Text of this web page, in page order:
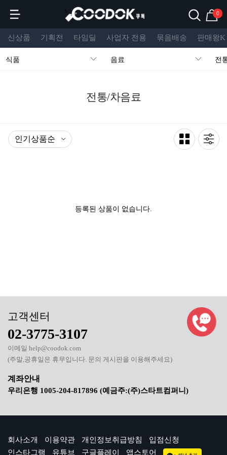
s 0
신상품 기획전 타임딜 사업자 전용 묶음배송 판매왕K
식품 음료 전
전통/차음료
등록된 상품이 없습니다.
02-3775-3107
이메일 help@coodok.com
(주말,공휴일은 휴무입니다. 문의 게시판을 이용해주세요)
우리은행 1005-204-817896 (예금주:(주)스타트컴퍼니)
회사소개 이용약관 개인정보취급방침
입점신청
인스타그램
유튜브 구글플레이 앱스토어